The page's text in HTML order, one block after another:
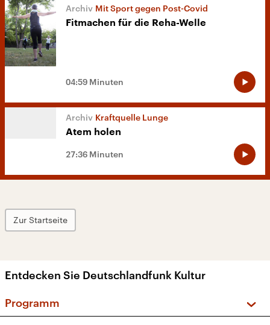
Mit Sport gegen Post-Covid
Fitmachen für die Reha-Welle
04:59 Minuten
Kraftquelle Lunge
Atem holen
27:36 Minuten
Zur Startseite
Entdecken Sie Deutschlandfunk Kultur
Programm